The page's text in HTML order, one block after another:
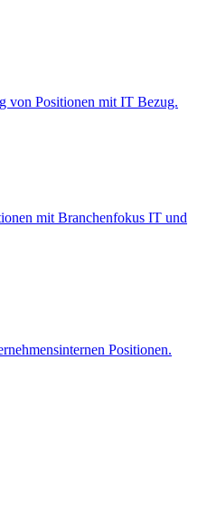
von Positionen mit IT Bezug.
mit Branchenfokus IT und
Positionen.